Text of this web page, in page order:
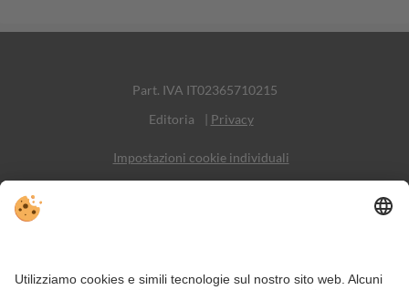
Part. IVA IT02365710215
Editoria
| Privacy
Impostazioni cookie individuali
Social Media